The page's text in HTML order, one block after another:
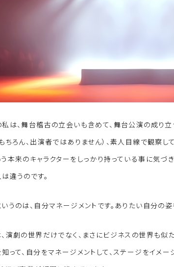
は、舞台稽古の立会いも含めて、舞台公演の成り
ちろん、出演者ではありません）、素人目線で観察
本来のキャラクターをしっかり持っている事に気
違うのです。
うのは、自分マネージメントです。ありたい自分の
演劇の世界だけでなく、まさにビジネスの世界も似
って、自分をマネージメントして、ステージをイメ